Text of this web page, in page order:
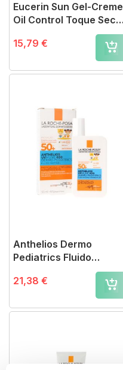
Eucerin Sun Gel-Creme
Oil Control Toque Seco
15,79 €
Anthelios Dermo
Pediatrics Fluido
Hidratante SPF 50+
21,38 €